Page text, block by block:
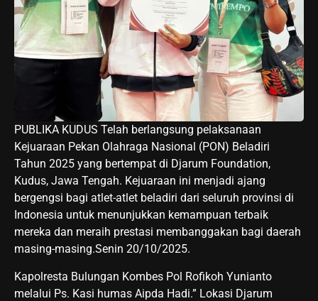
PUBLIKA KUDUS Telah berlangsung pelaksanaan
Kejuaraan Pekan Olahraga Nasional (PON) Beladiri
Tahun 2025 yang bertempat di Djarum Foundation,
Kudus, Jawa Tengah. Kejuaraan ini menjadi ajang
bergengsi bagi atlet-atlet beladiri dari seluruh provinsi di
Indonesia untuk menunjukkan kemampuan terbaik
mereka dan meraih prestasi membanggakan bagi daerah
masing-masing.Senin 20/10/2025.
Kapolresta Bulungan Kombes Pol Rofikoh Yunianto
melalui Ps. Kasi humas Aipda Hadi.” Lokasi Djarum